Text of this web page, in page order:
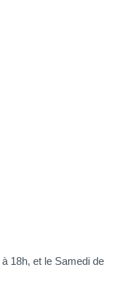
18h, et le Samedi de